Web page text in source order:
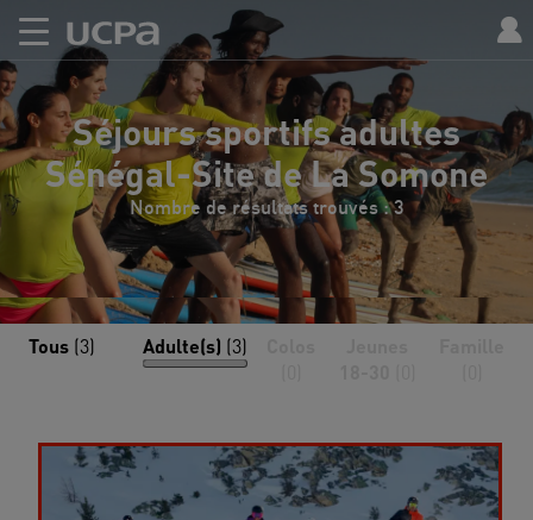
Séjours sportifs adultes
Sénégal-Site de La Somone
Nombre de résultats trouvés : 3
Tous (3) Adulte(s) (3)